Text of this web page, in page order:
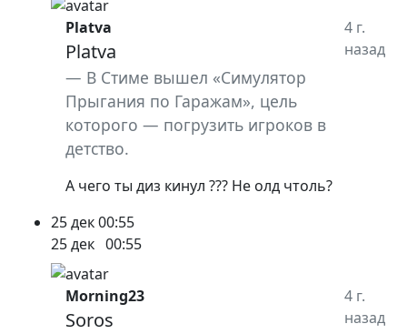
Platva
Platva
В Стиме вышел «Симулятор
Прыгания по Гаражам», цель
которого — погрузить игроков в
детство.
А чего ты диз кинул ??? Не олд чтоль?
4 г.
назад
25 дек00:55
25 дек 00:55
Morning23
Soros
4 г.
назад